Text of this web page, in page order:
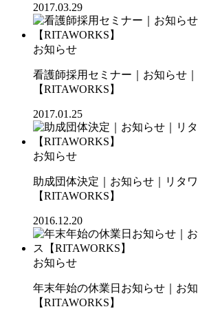
2017.03.29
お知らせ
看護師採用セミナー｜お知らせ
【RITAWORKS】
2017.01.25
お知らせ
助成団体決定｜お知らせ｜リタ
【RITAWORKS】
2016.12.20
お知らせ
年末年始の休業日お知らせ｜お
【RITAWORKS】